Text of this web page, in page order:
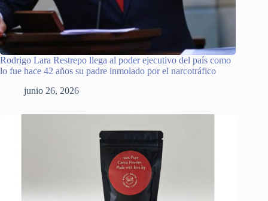
Rodrigo Lara Restrepo llega al poder ejecutivo del país como
lo fue hace 42 años su padre inmolado por el narcotráfico
junio 26, 2026